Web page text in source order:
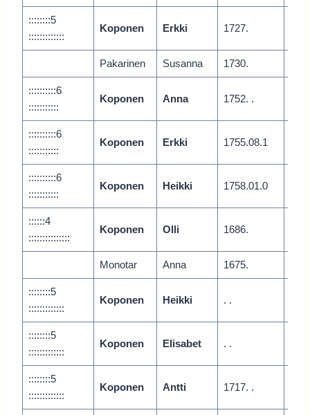
::::::::5
:::::::::::::
Koponen Erkki 1727.
Pakarinen Susanna 1730.
::::::::::6
:::::::::::
Koponen Anna 1752. .
::::::::::6
:::::::::::
Koponen Erkki 1755.08.1
::::::::::6
:::::::::::
Koponen Heikki 1758.01.0
::::::4
:::::::::::::::
Koponen Olli 1686.
Monotar Anna 1675.
::::::::5
:::::::::::::
Koponen Heikki . .
::::::::5
:::::::::::::
Koponen Elisabet . .
::::::::5
:::::::::::::
Koponen Antti 1717. .